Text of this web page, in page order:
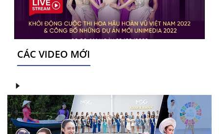
CÁC VIDEO MỚI